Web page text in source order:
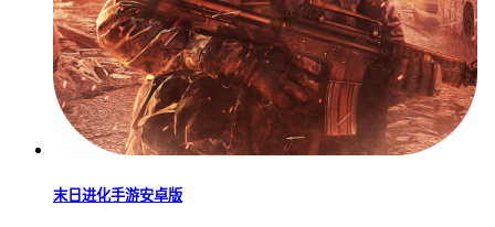
末日进化手游安卓版